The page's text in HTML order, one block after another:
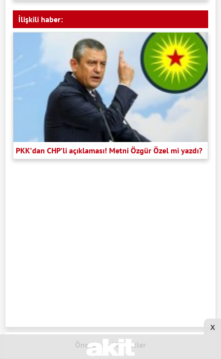
İlişkili haber:
PKK’dan CHP’li açıklaması! Metni Özgür Özel mi yazdı?
Öne Çıkan Manşetler
x